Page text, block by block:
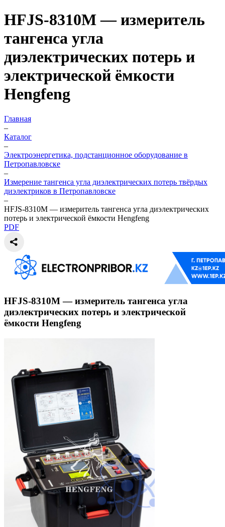
HFJS-8310M — измеритель
тангенса угла
диэлектрических потерь и
электрической ёмкости
Hengfeng
Главная
–
Каталог
–
Электроэнергетика, подстанционное оборудование в
Петропавловске
–
Измерение тангенса угла диэлектрических потерь твёрдых
диэлектриков в Петропавловске
–
HFJS-8310M — измеритель тангенса угла диэлектрических
потерь и электрической ёмкости Hengfeng
PDF
HFJS-8310M — измеритель тангенса угла
диэлектрических потерь и электрической
ёмкости Hengfeng